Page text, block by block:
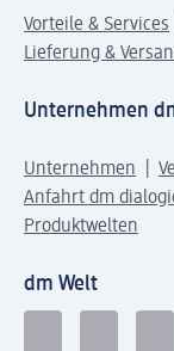
Vorteile & Services
Lieferung &
Unternehmen
Unternehmen
Anfahrt dm
Produktwelten
dm Welt